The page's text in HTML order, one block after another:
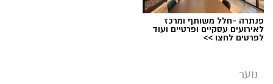
הראשון בישראל, והם התרגשו במיוחד מהמפגש עם
הילדים בשלוה.
המתעד את פעילות הארגון, סיירו בשלל מתקני
פנתרה -חלל משותף ומרכז
לאירועים עסקיים ופרטיים ועוד
לפרטים לחצו >>
נוער